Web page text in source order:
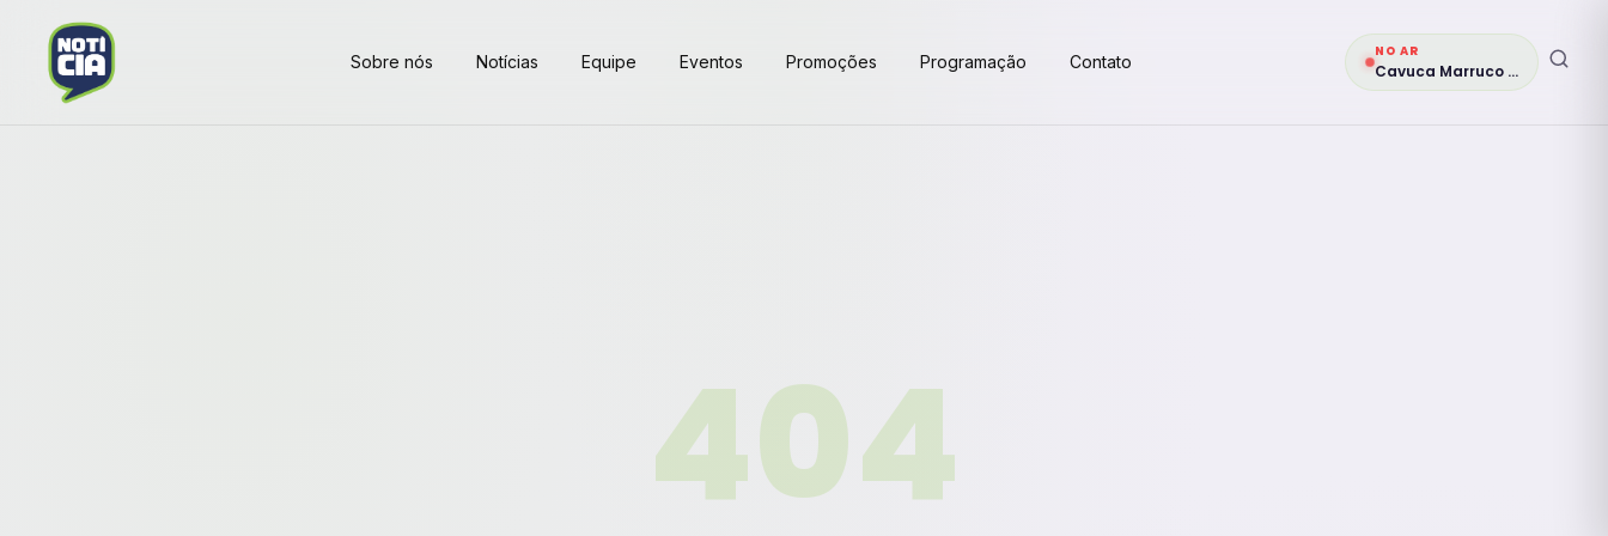
Sobre nós Notícias Equipe Eventos Promoções Programação Contato
NO AR
Cavuca Marruco Véio
404